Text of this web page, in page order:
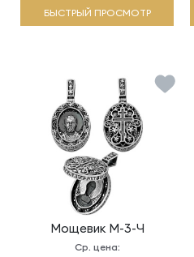
БЫСТРЫЙ ПРОСМОТР
Мощевик М-3-Ч
Ср. цена: